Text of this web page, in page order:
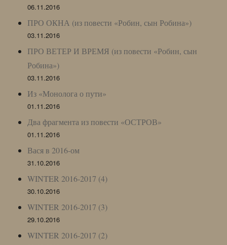
06.11.2016
ПРО ОКНА (из повести «Робин, сын Робина»)
03.11.2016
ПРО ВЕТЕР И ВРЕМЯ (из повести «Робин, сын
Робина»)
03.11.2016
Из «Монолога о пути»
01.11.2016
Два фрагмента из повести «ОСТРОВ»
01.11.2016
Вася в 2016-ом
31.10.2016
WINTER 2016-2017 (4)
30.10.2016
WINTER 2016-2017 (3)
29.10.2016
WINTER 2016-2017 (2)